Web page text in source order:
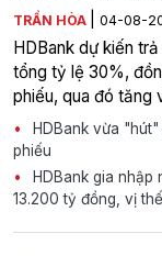
TRẦN HÒA 04-08-
HDBank dự kiến
tổng tỷ lệ 30%,
phiếu, qua đó tăng
HDBank vừa
phiếu
HDBank gia
13.200 tỷ đồng, vị